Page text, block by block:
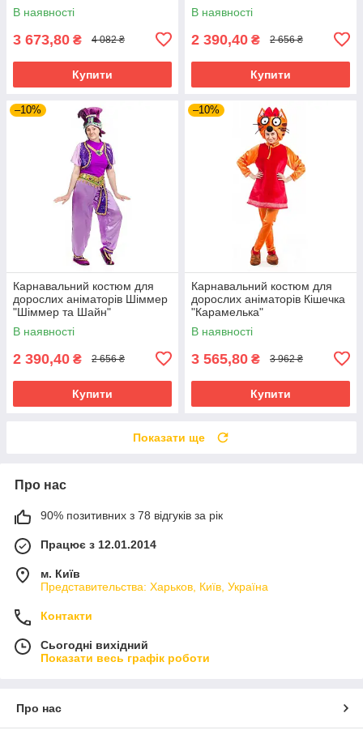
В наявності
3 673,80 ₴ 4 082 ₴
Купити
В наявності
2 390,40 ₴ 2 656 ₴
Купити
–10%
Карнавальний костюм для
дорослих аніматорів Шіммер
"Шіммер та Шайн"
В наявності
2 390,40 ₴ 2 656 ₴
Купити
–10%
Карнавальний костюм для
дорослих аніматорів Кішечка
"Карамелька"
В наявності
3 565,80 ₴ 3 962 ₴
Купити
Показати ще
Про нас
90% позитивних з 78 відгуків за рік
Працює з 12.01.2014
м. Київ
Представительства: Харьков, Київ, Україна
Контакти
Сьогодні вихідний
Показати весь графік роботи
Про нас